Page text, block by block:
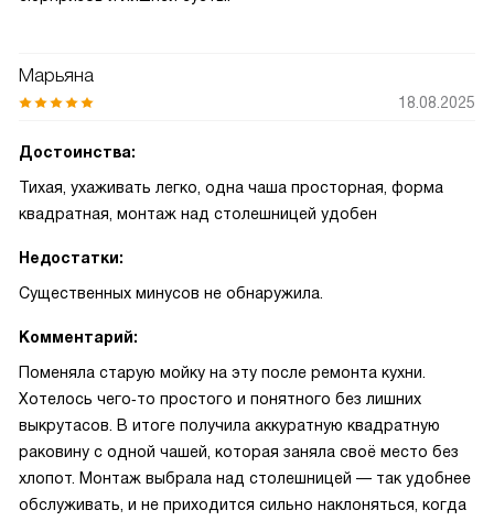
Марьяна
18.08.2025
Достоинства:
Тихая, ухаживать легко, одна чаша просторная, форма
квадратная, монтаж над столешницей удобен
Недостатки:
Существенных минусов не обнаружила.
Комментарий:
Поменяла старую мойку на эту после ремонта кухни.
Хотелось чего‑то простого и понятного без лишних
выкрутасов. В итоге получила аккуратную квадратную
раковину с одной чашей, которая заняла своё место без
хлопот. Монтаж выбрала над столешницей — так удобнее
обслуживать, и не приходится сильно наклоняться, когда